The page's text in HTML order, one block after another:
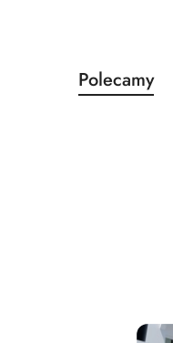
Pomiń karuzelę
Produkty
o
Polecamy